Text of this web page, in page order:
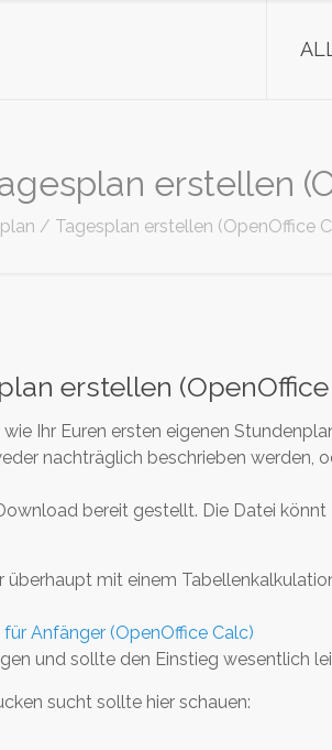
erstellen
/ Tagesplan erstellen (OpenOffice
erstellen (OpenOffice
Ihr Euren ersten eigenen
nachträglich beschrieben werden,
bereit gestellt. Die Datei
mit einem
Anfänger (OpenOffice Calc)
und sollte den Einstieg wesentlich
sucht sollte hier schauen: